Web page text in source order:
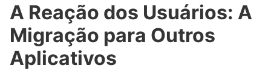
A Reação dos Usuários: A
Migração para Outros
Aplicativos